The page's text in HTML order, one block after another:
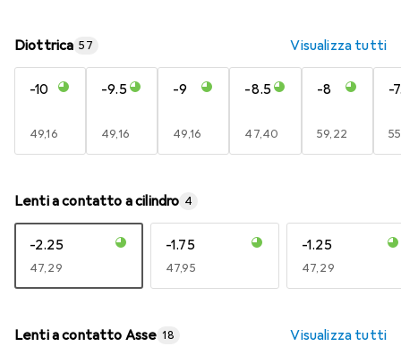
Diottrica 57 Visualizza tutti
-10
EUR
49,16
-9.5
EUR
49,16
-9
EUR
49,16
-8.5
EUR
47,40
-8
EUR
59,22
-
Lenti a contatto a cilindro 4
-2.25
EUR
47,29
-1.75
EUR
47,95
-1.25
EUR
47,29
Lenti a contatto Asse 18 Visualizza tutti